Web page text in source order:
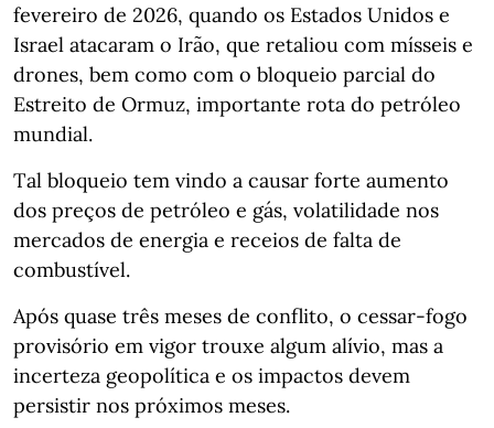
fevereiro de 2026, quando os Estados Unidos e
Israel atacaram o Irão, que retaliou com mísseis e
drones, bem como com o bloqueio parcial do
Estreito de Ormuz, importante rota do petróleo
mundial.
Tal bloqueio tem vindo a causar forte aumento
dos preços de petróleo e gás, volatilidade nos
mercados de energia e receios de falta de
combustível.
Após quase três meses de conflito, o cessar‑fogo
provisório em vigor trouxe algum alívio, mas a
incerteza geopolítica e os impactos devem
persistir nos próximos meses.